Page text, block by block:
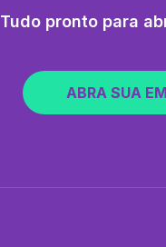
Tudo pronto para
ABRA SUA